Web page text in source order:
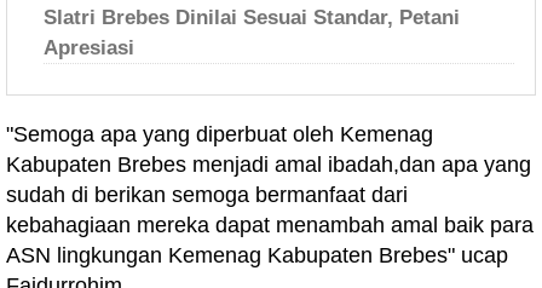
Slatri Brebes Dinilai Sesuai Standar, Petani
Apresiasi
"Semoga apa yang diperbuat oleh Kemenag
Kabupaten Brebes menjadi amal ibadah,dan apa yang
sudah di berikan semoga bermanfaat dari
kebahagiaan mereka dapat menambah amal baik para
ASN lingkungan Kemenag Kabupaten Brebes" ucap